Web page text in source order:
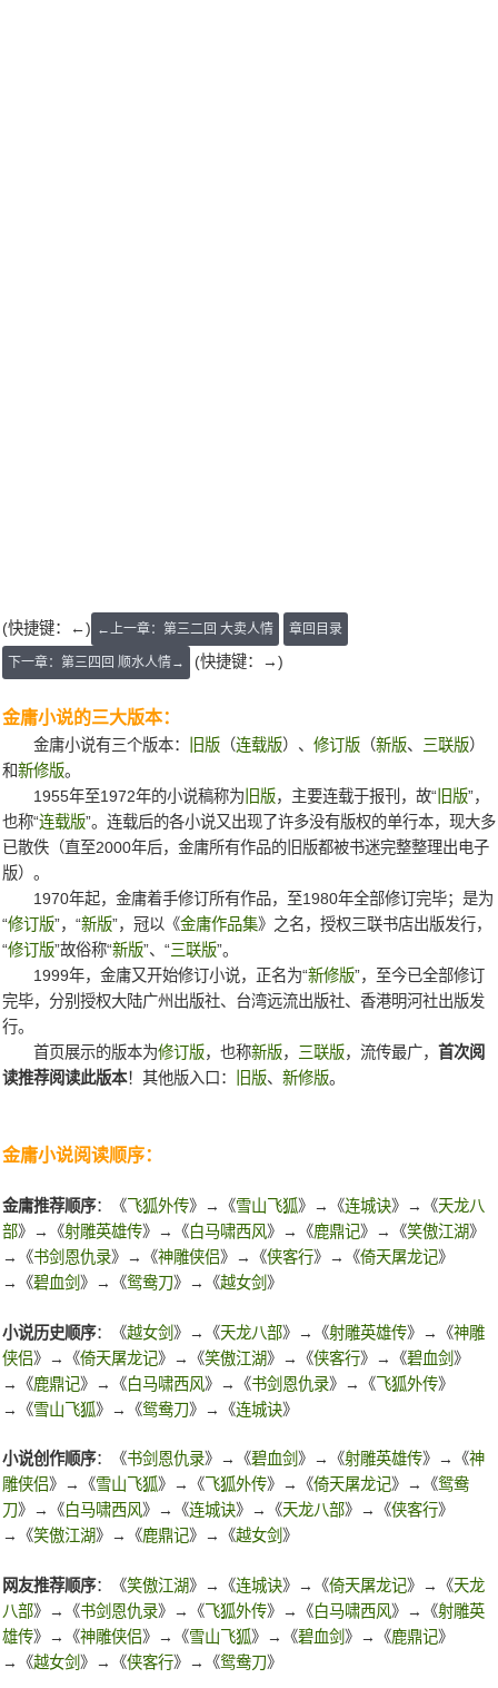
(快捷键：←) ←上一章：第三二回 大卖人情 章回目录
下一章：第三四回 顺水人情→ (快捷键：→)
金庸小说的三大版本：
金庸小说有三个版本： 旧版 （连载版）、 修订版 （新版、 三联版）
和新修版。
1955年至1972年的小说稿称为 旧版，主要连载于报刊，故“ 旧版”，
也称“连载版”。连载后的各小说又出现了许多没有版权的单行本，现大多
已散佚（直至2000年后，金庸所有作品的旧版都被书迷完整整理出电子
版）。
1970年起，金庸着手修订所有作品，至1980年全部修订完毕；是为
“修订版”，“新版”，冠以《金庸作品集》之名，授权三联书店出版发行，
“修订版”故俗称“新版”、“三联版”。
1999年，金庸又开始修订小说，正名为“新修版”，至今已全部修订
完毕，分别授权大陆广州出版社、台湾远流出版社、香港明河社出版发
行。
首页展示的版本为修订版，也称新版， 三联版，流传最广， 首次阅
读推荐阅读此版本！其他版入口： 旧版、 新修版。
金庸小说阅读顺序：
金庸推荐顺序：《飞狐外传》→《雪山飞狐》→《连城诀》→《天龙八
部》→《射雕英雄传》→《白马啸西风》→《鹿鼎记》→《笑傲江湖》
→《书剑恩仇录》→《神雕侠侣》→《侠客行》→《倚天屠龙记》
→《碧血剑 》→《鸳鸯刀》→《越女剑 》
小说历史顺序：《越女剑 》→《天龙八部》→《射雕英雄传》→《神雕
侠侣》→《倚天屠龙记》→《笑傲江湖》→《侠客行》→《碧血剑 》
→《鹿鼎记》→《白马啸西风》→《书剑恩仇录》→《飞狐外传》
→《雪山飞狐》→《鸳鸯刀》→《连城诀》
小说创作顺序：《书剑恩仇录》→《碧血剑 》→《射雕英雄传》→《神
雕侠侣》→《雪山飞狐》→《飞狐外传》→《倚天屠龙记》→《鸳鸯
刀》→《白马啸西风》→《连城诀》→《天龙八部》→《侠客行》
→《笑傲江湖》→《鹿鼎记》→《越女剑 》
网友推荐顺序：《笑傲江湖》→《连城诀》→《倚天屠龙记》→《天龙
八部》→《书剑恩仇录》→《飞狐外传》→《白马啸西风》→《射雕英
雄传》→《神雕侠侣》→《雪山飞狐》→《碧血剑 》→《鹿鼎记》
→《越女剑 》→《侠客行》→《鸳鸯刀》